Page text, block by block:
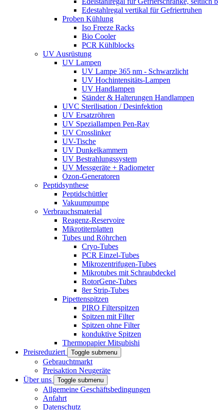
Edestahlregal vertikal für Gefriertruhen
Proben Kühlung
Iso Freeze Racks
Bio Cooler
PCR Kühlblocks
UV Ausrüstung
UV Lampen
UV Lampe 365 nm - Schwarzlicht
UV Hochintensitäts-Lampen
UV Handlampen
Ständer & Halterungen Handlampen
UVC Sterilisation / Desinfektion
UV Ersatzröhren
UV Speziallampen Pen-Ray
UV Crosslinker
UV-Tische
UV Dunkelkammern
UV Bestrahlungssystem
UV Messgeräte + Radiometer
Ozon-Generatoren
Peptidsynthese
Peptidschüttler
Vakuumpumpe
Verbrauchsmaterial
Reagenz-Reservoire
Mikrotiterplatten
Tubes und Röhrchen
Cryo-Tubes
PCR Einzel-Tubes
Mikrozentrifugen-Tubes
Mikrotubes mit Schraubdeckel
RotorGene-Tubes
8er Strip-Tubes
Pipettenspitzen
PIRO Filterspitzen
Spitzen mit Filter
Spitzen ohne Filter
konduktive Spitzen
Thermopapier Mitsubishi
Preisreduziert
Toggle submenu
Gebrauchtmarkt
Preisaktion Neugeräte
Über uns
Toggle submenu
Allgemeine Geschäftsbedingungen
Anfahrt
Datenschutz